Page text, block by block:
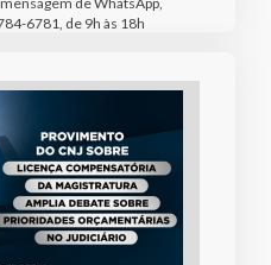
6781, de 9h às 18h